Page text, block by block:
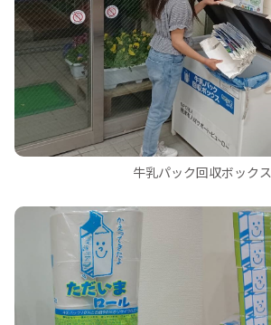
牛乳パック回収ボックス